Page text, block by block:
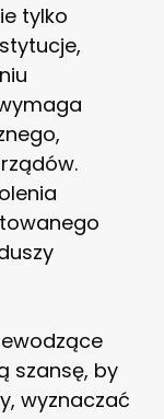
tylko
szansę, by
wyznaczać